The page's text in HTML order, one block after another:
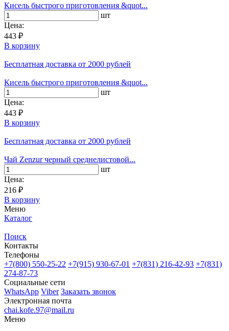
Кисель быстрого приготовления &quot...
шт
Цена:
443 ₽
В корзину
Бесплатная доставка от 2000 рублей
Кисель быстрого приготовления &quot...
шт
Цена:
443 ₽
В корзину
Бесплатная доставка от 2000 рублей
Чай Zenzur черный среднелистовой...
шт
Цена:
216 ₽
В корзину
Меню
Каталог
Поиск
Контакты
Телефоны
+7(800) 550-25-22 +7(915) 930-67-01 +7(831) 216-42-93 +7(831)
274-87-73
Социальные сети
WhatsApp Viber Заказать звонок
Электронная почта
chai.kofe.97@mail.ru
Меню